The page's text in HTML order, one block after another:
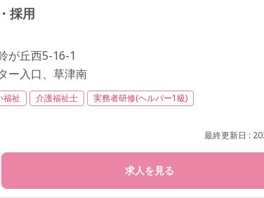
採用
が丘西5-16-1
ー入口、草津南
福祉 介護福祉士
実務者研修(ヘルパー1級)
最終更新日 :
求人を見る